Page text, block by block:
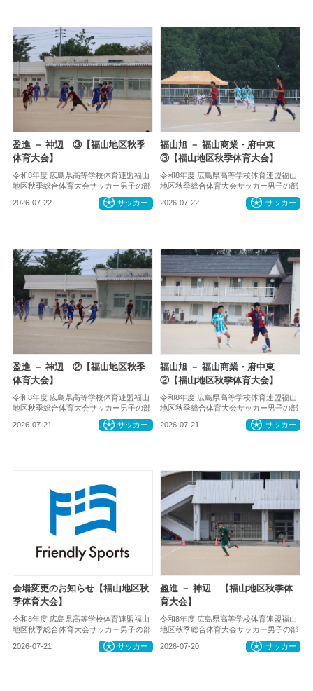
盈進 － 神辺 ③【福山地区秋季
体育大会】
令和8年度 広島県高等学校体育連盟福山
地区秋季総合体育大会サッカー男子の部
2026-07-22 サッカー
福山旭 － 福山商業・府中東
③【福山地区秋季体育大会】
令和8年度 広島県高等学校体育連盟福山
地区秋季総合体育大会サッカー男子の部
2026-07-22 サッカー
盈進 － 神辺 ②【福山地区秋季
体育大会】
令和8年度 広島県高等学校体育連盟福山
地区秋季総合体育大会サッカー男子の部
2026-07-21 サッカー
福山旭 － 福山商業・府中東
②【福山地区秋季体育大会】
令和8年度 広島県高等学校体育連盟福山
地区秋季総合体育大会サッカー男子の部
2026-07-21 サッカー
会場変更のお知らせ【福山地区秋
季体育大会】
令和8年度 広島県高等学校体育連盟福山
地区秋季総合体育大会サッカー男子の部
2026-07-21 サッカー
盈進 － 神辺 【福山地区秋季体
育大会】
令和8年度 広島県高等学校体育連盟福山
地区秋季総合体育大会サッカー男子の部
2026-07-20 サッカー